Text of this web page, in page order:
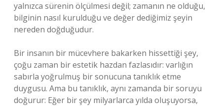
yalnızca sürenin ölçülmesi değil; zamanın ne olduğu,
bilginin nasıl kurulduğu ve değer dediğimiz şeyin
nereden doğduğudur.
Bir insanın bir mücevhere bakarken hissettiği şey,
çoğu zaman bir estetik hazdan fazlasıdır: varlığın
sabırla yoğrulmuş bir sonucuna tanıklık etme
duygusu. Ama bu tanıklık, aynı zamanda bir soruyu
doğurur: Eğer bir şey milyarlarca yılda oluşuyorsa,